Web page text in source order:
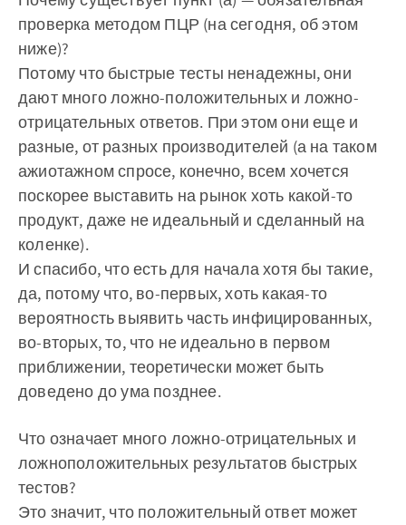
проверка методом ПЦР (на сегодня, об этом
ниже)?
Потому что быстрые тесты ненадежны, они
дают много ложно-положительных и ложно-
отрицательных ответов. При этом они еще и
разные, от разных производителей (а на таком
ажиотажном спросе, конечно, всем хочется
поскорее выставить на рынок хоть какой-то
продукт, даже не идеальный и сделанный на
коленке).
И спасибо, что есть для начала хотя бы такие,
да, потому что, во-первых, хоть какая-то
вероятность выявить часть инфицированных,
во-вторых, то, что не идеально в первом
приближении, теоретически может быть
доведено до ума позднее.
Что означает много ложно-отрицательных и
ложноположительных результатов быстрых
тестов?
Это значит, что положительный ответ может